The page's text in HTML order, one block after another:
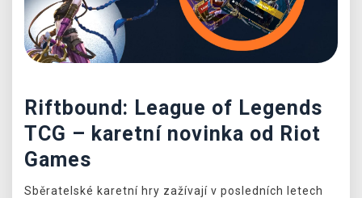
Riftbound: League of Legends
TCG – karetní novinka od Riot
Games
Sběratelské karetní hry zažívají v posledních letech